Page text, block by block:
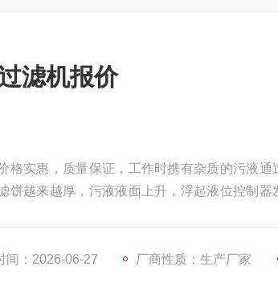
滤机报价
格实惠，质量保证，工作时携有杂质的污液
饼越来越厚，污液液面上升，浮起液位控制
间：2026-06-27 厂商性质：生产厂家